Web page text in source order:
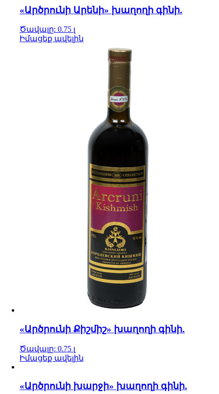
«Արծրունի Արենի» խաղողի գինի.
Ծավալը: 0.75 լ
Իմացեք ավելին
«Արծրունի Քիշմիշ» խաղողի գինի.
Ծավալը: 0.75 լ
Իմացեք ավելին
«Արծրունի խարջի» խաղողի գինի.